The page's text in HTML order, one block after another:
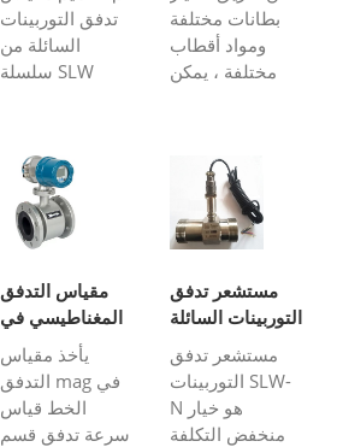
تدفق التوربينات
السائلة من
سلسلة SLW
منخفضة اللزوجة
في الأنابيب
المغلقة. مقياس
التدفق التوربيني
هو مقياس سرعة
يمكنه قياس
الوسائط مثل:
للتآكل
بطانات مختلفة
ومواد أقطاب
مختلفة ، يمكن
القوية المسببة
للتآكل أو السوائل
القلوية القوية.
مقياس التدفق
الكهرومغناطيسي
هو جهاز استقرائي
مقياس التدفق
المغناطيسي في
الخط
يأخذ مقياس
التدفق mag في
الخط قياس
سرعة تدفق قسم
مستشعر تدفق
التوربينات السائلة
مستشعر تدفق
التوربينات SLW-
N هو خيار
منخفض التكلفة